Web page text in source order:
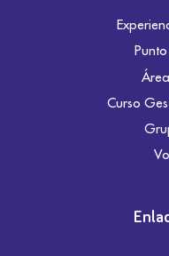
Curso